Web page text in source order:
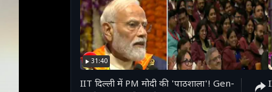
31:40
IIT दिल्ली में PM मोदी की 'पाठशाला'! Gen-